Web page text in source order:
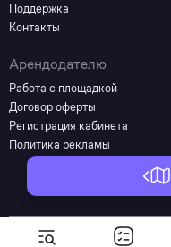
Поддержка
Контакты
Арендодателю
Работа с площадкой
Договор оферты
Регистрация кабинета
Политика рекламы